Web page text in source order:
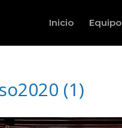
Inicio Equipo
(1)